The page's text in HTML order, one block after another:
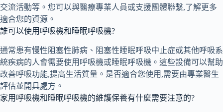
交流活動等。您可以與醫療專業人員或支援團體聯繫,了解更多
適合您的資源。
誰可以使用呼吸機和睡眠呼吸機?
通常患有慢性阻塞性肺病、阻塞性睡眠呼吸中止症或其他呼吸系
統疾病的人會需要使用呼吸機或睡眠呼吸機。這些設備可以幫助
改善呼吸功能,提高生活質量。是否適合您使用,需要由專業醫生
評估並開具處方。
家用呼吸機和睡眠呼吸機的維護保養有什麼需要注意的?